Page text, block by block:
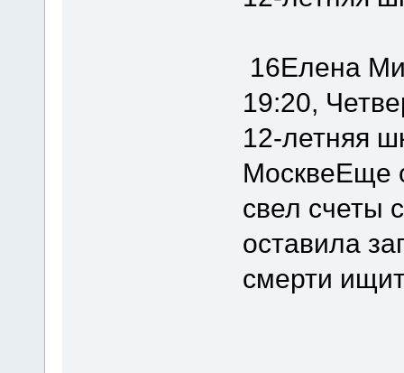
16Елена
19:20,
12-летняя
МосквеЕще
свел счеты
оставила
смерти